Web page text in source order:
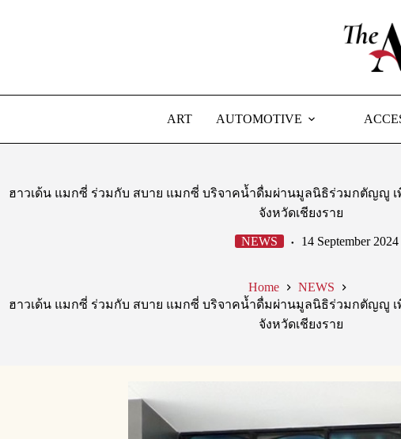
ART AUTOMOTIVE
ฮาวเด้น แมกซี่ ร่วมกับ สบาย แมกซี่ บริจาคน้ำดื่มผ่านมูลนิธิร่วมกตัญญู
จังหวัดเชียงราย
NEWS 14 September 2024
Home
NEWS
ฮาวเด้น แมกซี่ ร่วมกับ สบาย แมกซี่ บริจาคน้ำดื่มผ่านมูลนิธิร่วมกตัญญู
จังหวัดเชียงราย